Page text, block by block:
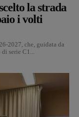
la strada
i volti
2027, che, guidata da
serie C1...